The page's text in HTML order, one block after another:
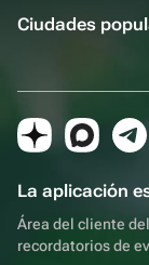
Ciudades
La aplicación
Área del cliente
recordatorios de